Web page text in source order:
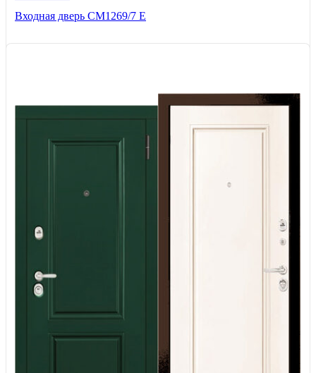
Входная дверь CМ1269/7 Е